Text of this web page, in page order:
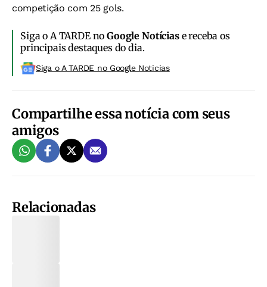
competição com 25 gols.
Siga o A TARDE noGoogle Notíciase receba os
principais destaques do dia.
Siga o A TARDE no Google Noticias
Compartilhe essa notícia com seus
amigos
Relacionadas